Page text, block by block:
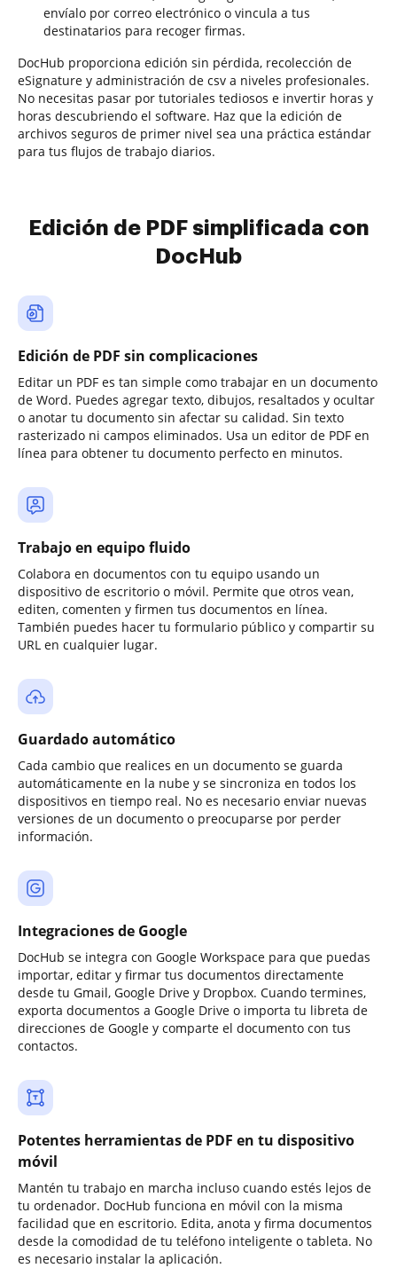
envíalo por correo electrónico o vincula a tus
destinatarios para recoger firmas.
DocHub proporciona edición sin pérdida, recolección de
eSignature y administración de csv a niveles profesionales.
No necesitas pasar por tutoriales tediosos e invertir horas y
horas descubriendo el software. Haz que la edición de
archivos seguros de primer nivel sea una práctica estándar
para tus flujos de trabajo diarios.
Edición de PDF simplificada con
DocHub
Edición de PDF sin complicaciones
Editar un PDF es tan simple como trabajar en un documento
de Word. Puedes agregar texto, dibujos, resaltados y ocultar
o anotar tu documento sin afectar su calidad. Sin texto
rasterizado ni campos eliminados. Usa un editor de PDF en
línea para obtener tu documento perfecto en minutos.
Trabajo en equipo fluido
Colabora en documentos con tu equipo usando un
dispositivo de escritorio o móvil. Permite que otros vean,
editen, comenten y firmen tus documentos en línea.
También puedes hacer tu formulario público y compartir su
URL en cualquier lugar.
Guardado automático
Cada cambio que realices en un documento se guarda
automáticamente en la nube y se sincroniza en todos los
dispositivos en tiempo real. No es necesario enviar nuevas
versiones de un documento o preocuparse por perder
información.
Integraciones de Google
DocHub se integra con Google Workspace para que puedas
importar, editar y firmar tus documentos directamente
desde tu Gmail, Google Drive y Dropbox. Cuando termines,
exporta documentos a Google Drive o importa tu libreta de
direcciones de Google y comparte el documento con tus
contactos.
Potentes herramientas de PDF en tu dispositivo
móvil
Mantén tu trabajo en marcha incluso cuando estés lejos de
tu ordenador. DocHub funciona en móvil con la misma
facilidad que en escritorio. Edita, anota y firma documentos
desde la comodidad de tu teléfono inteligente o tableta. No
es necesario instalar la aplicación.